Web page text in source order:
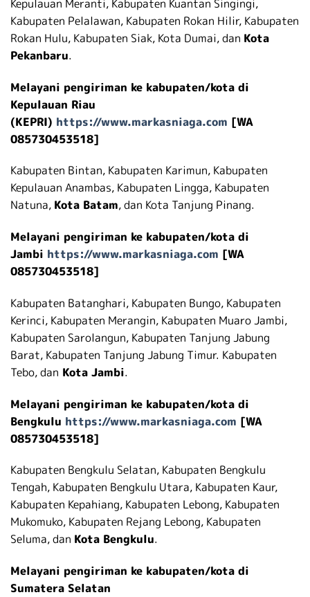
Kepulauan Meranti, Kabupaten Kuantan Singingi,
Kabupaten Pelalawan, Kabupaten Rokan Hilir, Kabupaten
Rokan Hulu, Kabupaten Siak, Kota Dumai, dan Kota
Pekanbaru.
Melayani pengiriman ke kabupaten/kota di
Kepulauan Riau
(KEPRI) https://www.markasniaga.com [WA
085730453518]
Kabupaten Bintan, Kabupaten Karimun, Kabupaten
Kepulauan Anambas, Kabupaten Lingga, Kabupaten
Natuna, Kota Batam, dan Kota Tanjung Pinang.
Melayani pengiriman ke kabupaten/kota di
Jambi https://www.markasniaga.com [WA
085730453518]
Kabupaten Batanghari, Kabupaten Bungo, Kabupaten
Kerinci, Kabupaten Merangin, Kabupaten Muaro Jambi,
Kabupaten Sarolangun, Kabupaten Tanjung Jabung
Barat, Kabupaten Tanjung Jabung Timur. Kabupaten
Tebo, dan Kota Jambi.
Melayani pengiriman ke kabupaten/kota di
Bengkulu https://www.markasniaga.com [WA
085730453518]
Kabupaten Bengkulu Selatan, Kabupaten Bengkulu
Tengah, Kabupaten Bengkulu Utara, Kabupaten Kaur,
Kabupaten Kepahiang, Kabupaten Lebong, Kabupaten
Mukomuko, Kabupaten Rejang Lebong, Kabupaten
Seluma, dan Kota Bengkulu.
Melayani pengiriman ke kabupaten/kota di
Sumatera Selatan